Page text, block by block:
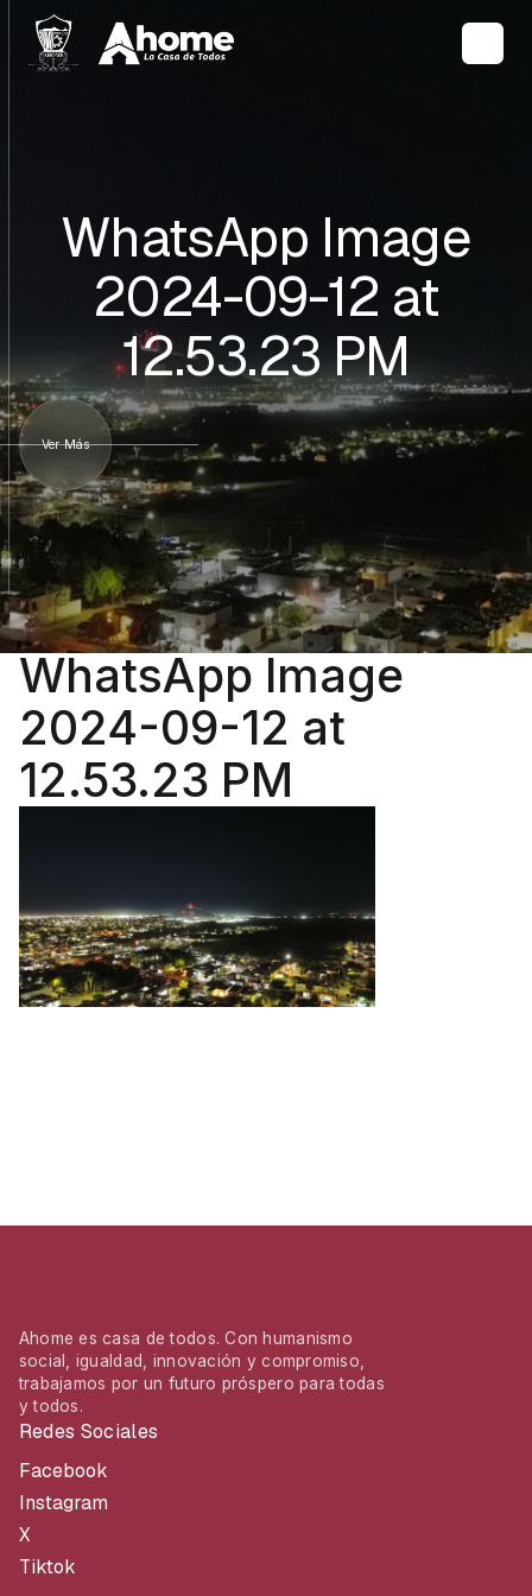
WhatsApp Image
2024-09-12 at
12.53.23 PM
Ver Más
WhatsApp Image
2024-09-12 at
12.53.23 PM
Ahome es casa de todos. Con humanismo
social, igualdad, innovación y compromiso,
trabajamos por un futuro próspero para todas
y todos.
Redes Sociales
Facebook
Instagram
X
Tiktok